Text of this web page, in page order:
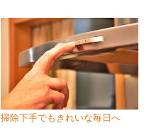
掃除下手でもきれいな毎日へ